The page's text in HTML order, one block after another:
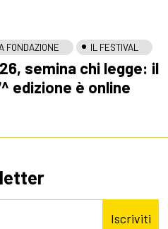
FONDAZIONE IL FESTIVAL
semina chi legge: il
edizione è online
Iscriviti